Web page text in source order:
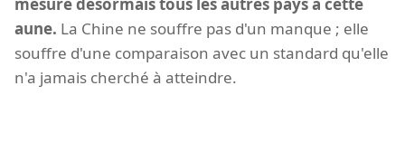
mesure désormais tous les autres pays à cette
aune. La Chine ne souffre pas d'un manque ; elle
souffre d'une comparaison avec un standard qu'elle
n'a jamais cherché à atteindre.